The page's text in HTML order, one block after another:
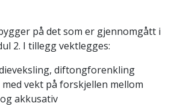
på det som er gjennomgått i
2. I tillegg vektlegges:
diftongforenkling
med vekt på forskjellen mellom
akkusativ